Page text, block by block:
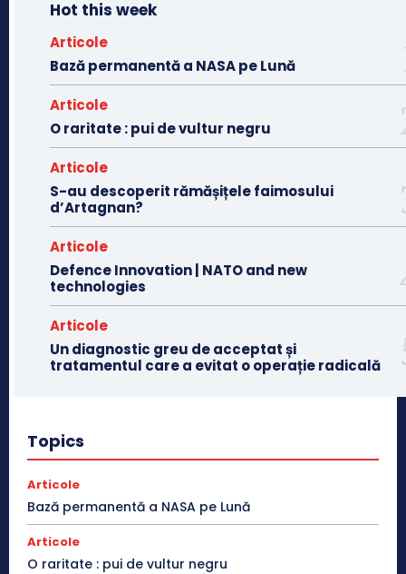
Hot this week
Articole
Bază permanentă a NASA pe Lună
Articole
O raritate : pui de vultur negru
Articole
S-au descoperit rămășițele faimosului
d’Artagnan?
Articole
Defence Innovation | NATO and new
technologies
Articole
Un diagnostic greu de acceptat și
tratamentul care a evitat o operație radicală
Topics
Articole
Bază permanentă a NASA pe Lună
Articole
O raritate : pui de vultur negru